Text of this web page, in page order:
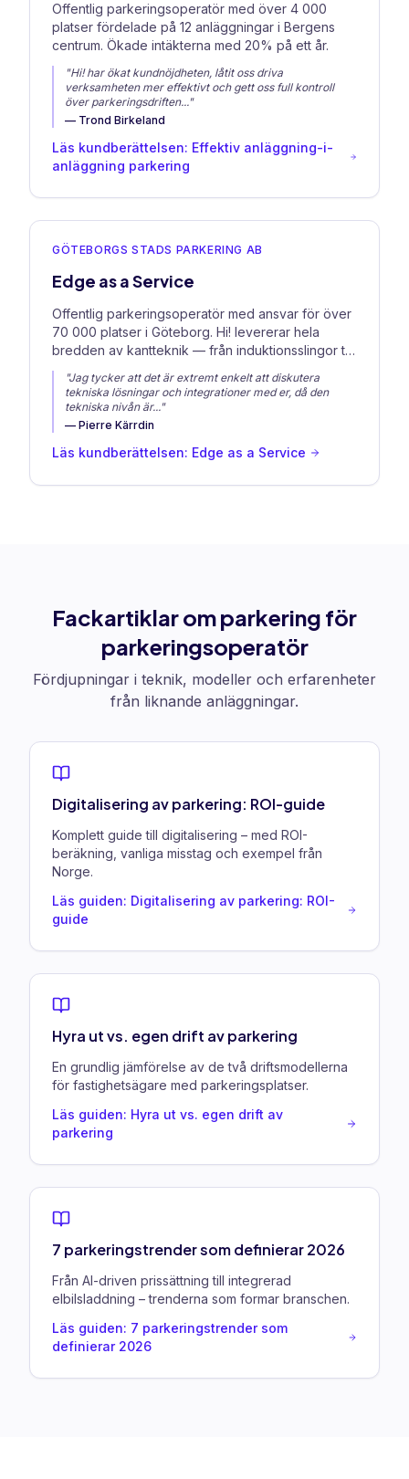
Offentlig parkeringsoperatör med över 4 000
platser fördelade på 12 anläggningar i Bergens
centrum. Ökade intäkterna med 20% på ett år.
"Hi! har ökat kundnöjdheten, låtit oss driva
verksamheten mer effektivt och gett oss full kontroll
över parkeringsdriften..."
— Trond Birkeland
Läs kundberättelsen: Effektiv anläggning-i-
anläggning parkering
GÖTEBORGS STADS PARKERING AB
Edge as a Service
Offentlig parkeringsoperatör med ansvar för över
70 000 platser i Göteborg. Hi! levererar hela
bredden av kantteknik — från induktionsslingor till
singelplatssensorer.
"Jag tycker att det är extremt enkelt att diskutera
tekniska lösningar och integrationer med er, då den
tekniska nivån är..."
— Pierre Kärrdin
Läs kundberättelsen: Edge as a Service
Fackartiklar om parkering för
parkeringsoperatör
Fördjupningar i teknik, modeller och erfarenheter
från liknande anläggningar.
Digitalisering av parkering: ROI-guide
Komplett guide till digitalisering – med ROI-
beräkning, vanliga misstag och exempel från
Norge.
Läs guiden: Digitalisering av parkering: ROI-
guide
Hyra ut vs. egen drift av parkering
En grundlig jämförelse av de två driftsmodellerna
för fastighetsägare med parkeringsplatser.
Läs guiden: Hyra ut vs. egen drift av
parkering
7 parkeringstrender som definierar 2026
Från AI-driven prissättning till integrerad
elbilsladdning – trenderna som formar branschen.
Läs guiden: 7 parkeringstrender som
definierar 2026